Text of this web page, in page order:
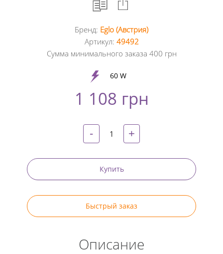
Facebook
+
Twitter
Pinterest
Бренд: Eglo (Австрия)
Артикул: 49492
Сумма минимального заказа 400 грн
60 W
1 108 грн
- +
Купить
Быстрый заказ
Описание